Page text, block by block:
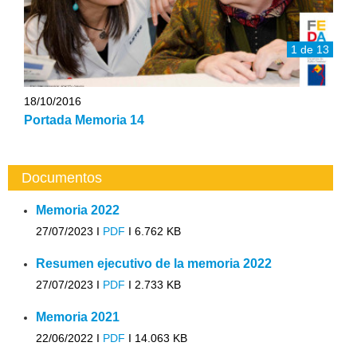
1 de 13
18/10/2016
Portada Memoria 14
Documentos
Memoria 2022
27/07/2023 I PDF I 6.762 KB
Resumen ejecutivo de la memoria 2022
27/07/2023 I PDF I 2.733 KB
Memoria 2021
22/06/2022 I PDF I 14.063 KB